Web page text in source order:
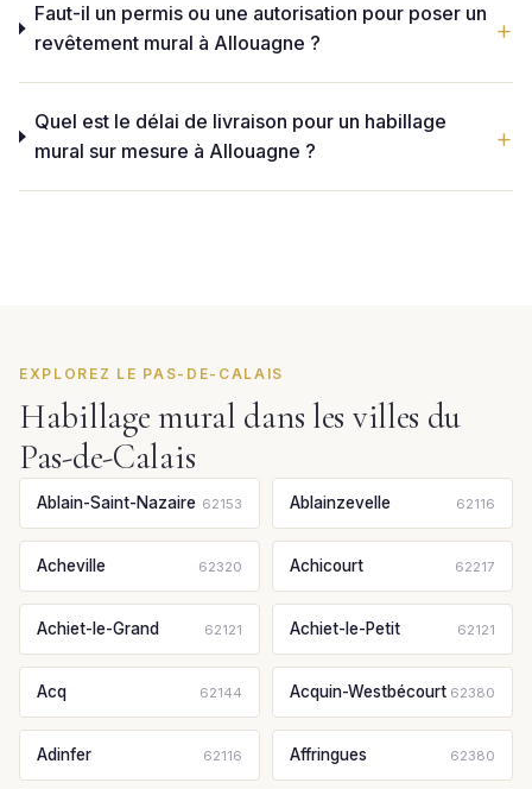
Faut-il un permis ou une autorisation pour poser un
revêtement mural à Allouagne ?
Quel est le délai de livraison pour un habillage
mural sur mesure à Allouagne ?
EXPLOREZ LE PAS-DE-CALAIS
Habillage mural dans les villes du
Pas-de-Calais
Ablain-Saint-Nazaire 62153 Ablainzevelle 62116
Acheville 62320 Achicourt 62217
Achiet-le-Grand 62121 Achiet-le-Petit 62121
Acq 62144 Acquin-Westbécourt 62380
Adinfer 62116 Affringues 62380